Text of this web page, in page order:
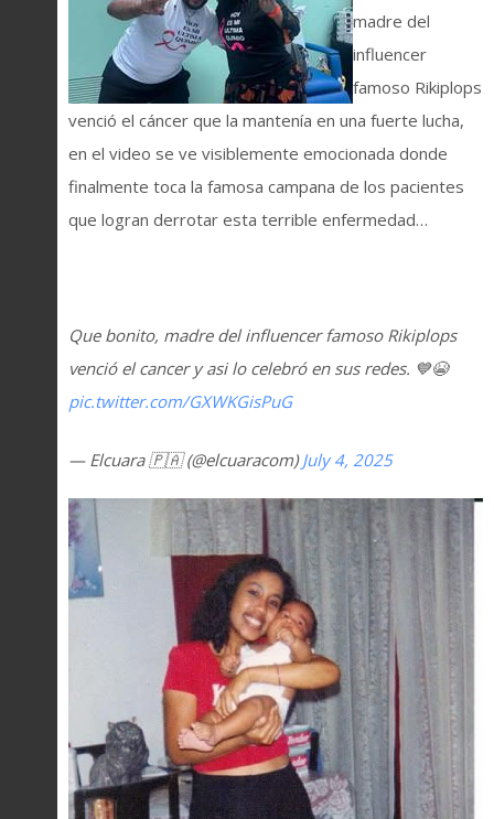
madre del
influencer
famoso Rikiplops
venció el cáncer que la mantenía en una fuerte lucha,
en el video se ve visiblemente emocionada donde
finalmente toca la famosa campana de los pacientes
que logran derrotar esta terrible enfermedad…
Que bonito, madre del influencer famoso Rikiplops
venció el cancer y asi lo celebró en sus redes. 💙😭
pic.twitter.com/GXWKGisPuG
— Elcuara 🇵🇦 (@elcuaracom)July 4, 2025